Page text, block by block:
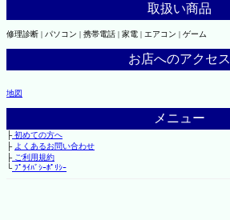
取扱い商品
修理診断 | パソコン | 携帯電話 | 家電 | エアコン | ゲーム
お店へのアクセス
地図
メニュー
├初めての方へ
├ よくあるお問い合わせ
├ご利用規約
└ﾌﾟﾗｲﾊﾞｼｰﾎﾟﾘｼｰ